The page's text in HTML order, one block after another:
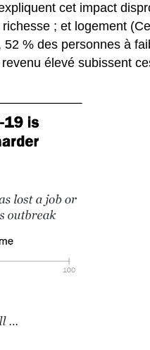
cet impact
; et logement
52 % des personnes à
élevé subissent